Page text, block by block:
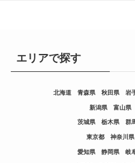
エリアで探す
北海道 青森県 秋田県 岩
新潟県 富山県
茨城県 栃木県 群
東京都 神奈川県
愛知県 静岡県 岐